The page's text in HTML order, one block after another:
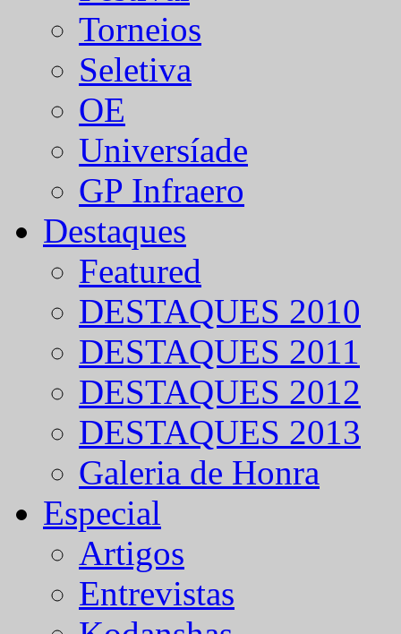
Torneios
Seletiva
OE
Universíade
GP Infraero
Destaques
Featured
DESTAQUES 2010
DESTAQUES 2011
DESTAQUES 2012
DESTAQUES 2013
Galeria de Honra
Especial
Artigos
Entrevistas